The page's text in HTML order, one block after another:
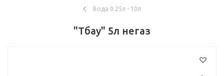
Вода 0.25л - 10л
"Тбау" 5л негаз